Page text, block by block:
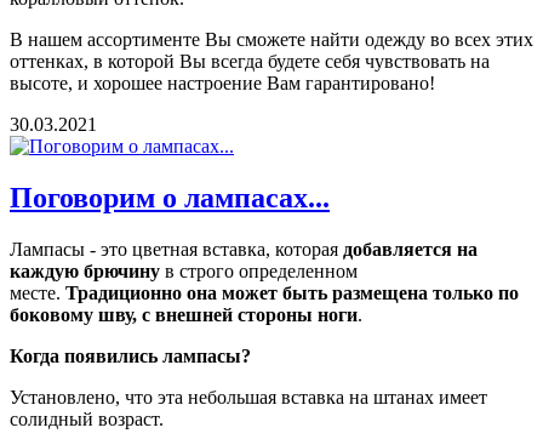
В нашем ассортименте Вы сможете найти одежду во всех этих
оттенках, в которой Вы всегда будете себя чувствовать на
высоте, и хорошее настроение Вам гарантировано!
30.03.2021
Поговорим о лампасах...
Лампасы - это цветная вставка, которая добавляется на
каждую брючину в строго определенном
месте. Традиционно она может быть размещена только по
боковому шву, с внешней стороны ноги.
Когда появились лампасы?
Установлено, что эта небольшая вставка на штанах имеет
солидный возраст.